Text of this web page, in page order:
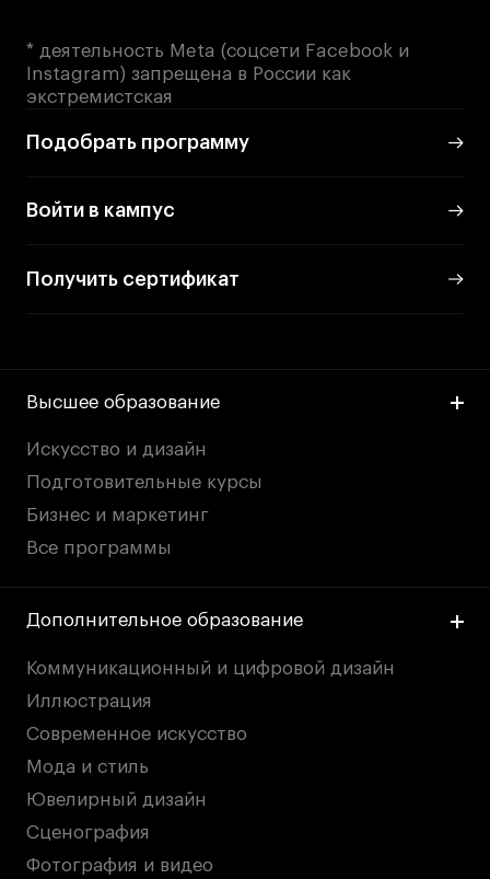
* деятельность Meta (соцсети Facebook и
Instagram) запрещена в России как
экстремистская
Подобрать программу
Войти в кампус
Получить сертификат
Высшее образование
Искусство и дизайн
Подготовительные курсы
Бизнес и маркетинг
Все программы
Дополнительное образование
Коммуникационный и цифровой дизайн
Иллюстрация
Современное искусство
Мода и стиль
Ювелирный дизайн
Сценография
Фотография и видео